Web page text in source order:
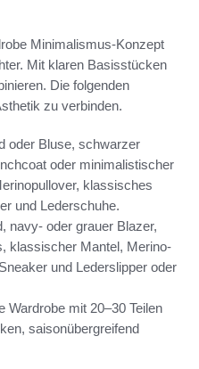
Minimalismus-Konzept
Mit klaren Basisstücken
Die folgenden
zu verbinden.
oder Bluse, schwarzer
oder minimalistischer
klassisches
und Lederschuhe.
navy- oder grauer Blazer,
klassischer Mantel, Merino-
und Lederslipper oder
Wardrobe mit 20–30 Teilen
saisonübergreifend